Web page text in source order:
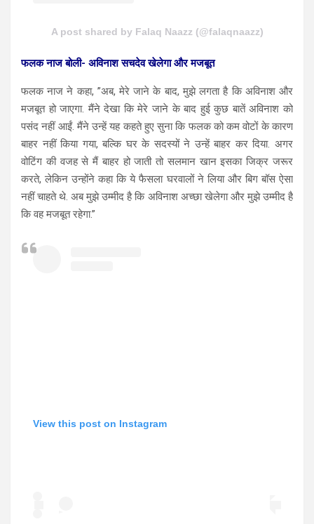
A post shared by Falaq Naazz (@falaqnaazz)
फलक नाज बोली- अविनाश सचदेव खेलेगा और मजबूत
फलक नाज ने कहा, ”अब, मेरे जाने के बाद, मुझे लगता है कि अविनाश और
मजबूत हो जाएगा. मैंने देखा कि मेरे जाने के बाद हुई कुछ बातें अविनाश को
पसंद नहीं आईं. मैंने उन्हें यह कहते हुए सुना कि फलक को कम वोटों के कारण
बाहर नहीं किया गया, बल्कि घर के सदस्यों ने उन्हें बाहर कर दिया. अगर
वोटिंग की वजह से मैं बाहर हो जाती तो सलमान खान इसका जिक्र जरूर
करते, लेकिन उन्होंने कहा कि ये फैसला घरवालों ने लिया और बिग बॉस ऐसा
नहीं चाहते थे. अब मुझे उम्मीद है कि अविनाश अच्छा खेलेगा और मुझे उम्मीद है
कि वह मजबूत रहेगा.”
View this post on Instagram